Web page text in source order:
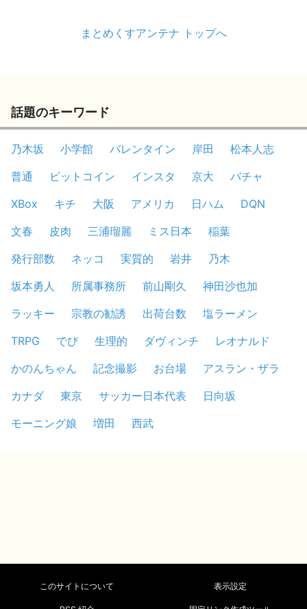
まとめくすアンテナ トップへ
話題のキーワード
乃木坂 小学館 バレンタイン 岸田
松本人志
普通
ビットコイン インスタ 京大
バチャ
XBox
キチ 大阪 アメリカ 日ハム
DQN
文春
皮肉 三浦瑠麗 ミス日本
稲葉
発行部数
ネッコ 実質的 岩井
乃木
坂本勇人
所属事務所 前山剛久
神田沙也加
ラッキー
宗教の勧誘 出荷台数
塩ラーメン
TRPG
でび 生理的 ダヴィンチ
レオナルド
かのんちゃん
記念撮影 お台場
アスラン・ザラ
カナダ
東京 サッカー日本代表
日向坂
モーニング娘
増田 西武
このサイトについて 表示設定